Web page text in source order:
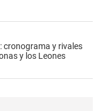
cronograma y rivales
y los Leones